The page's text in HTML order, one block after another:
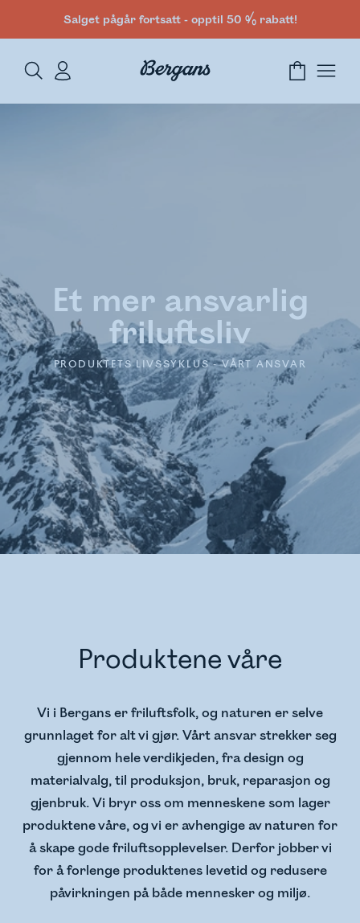
Salget pågår fortsatt - opptil 50 % rabatt!
Et mer ansvarlig
friluftsliv
PRODUKTETS LIVSSYKLUS - VÅRT ANSVAR
Produktene våre
Vi i Bergans er friluftsfolk, og naturen er selve
grunnlaget for alt vi gjør. Vårt ansvar strekker seg
gjennom hele verdikjeden, fra design og
materialvalg, til produksjon, bruk, reparasjon og
gjenbruk. Vi bryr oss om menneskene som lager
produktene våre, og vi er avhengige av naturen for
å skape gode friluftsopplevelser. Derfor jobber vi
for å forlenge produktenes levetid og redusere
påvirkningen på både mennesker og miljø.